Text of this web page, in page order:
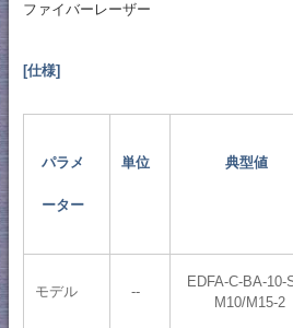
ファイバーレーザー
[仕様]
パラメ
ーター
単位 典型値
モデル --
EDFA-C-BA-10-
M10/M15-2